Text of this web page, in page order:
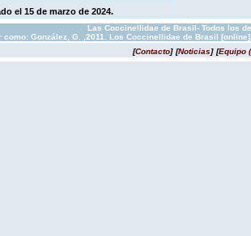
el 15 de marzo de 2024.
Las Coccinellidae de Brasil- Todos los
como: González, G. ,2011. Los Coccinellidae de Brasil
[Contacto] [Noticias] [Equipo